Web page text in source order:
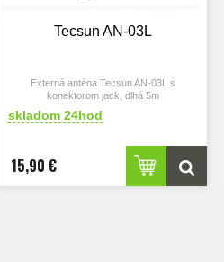
Tecsun AN-03L
Externá anténa Tecsun AN-03L s
konektorom jack, dlhá 5m
skladom 24hod
15,90 €